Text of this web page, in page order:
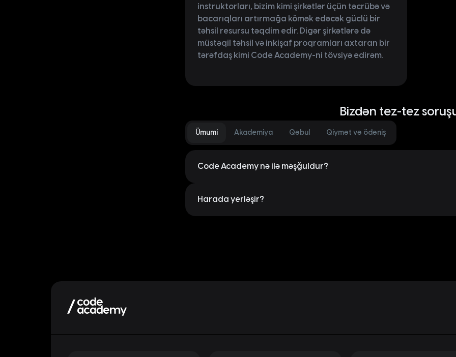
instruktorları, bizim kimi şirkətlər üçün təcrübə və
bacarıqları artırmağa kömək edəcək güclü bir
təhsil resursu təqdim edir. Digər şirkətlərə də
müstəqil təhsil və inkişaf proqramları axtaran bir
tərəfdaş kimi Code Academy-ni tövsiyə edirəm.
Bizdən tez-tez
Ümumi Akademiya Qəbul Qiymət və ödəniş
Code Academy nə ilə məşğuldur?
müəssisəsidir. Code Academy-nin məqsədi Azərbaycanda bu sahədə
dəyərləndirmək, fərdi və peşəkar inkişafı üçün onları lazımi məlumatlarla
Harada yerləşir?
Code Academy şəhərin mərkəzində, gediş-gəliş üçün ictimai nəqliyyat